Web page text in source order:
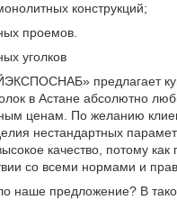
конструкций;
проемов.
уголков
предлагает
в Астане абсолютно
ценам. По желанию
нестандартных
качество, потому как
со всеми нормами и
наше предложение? В